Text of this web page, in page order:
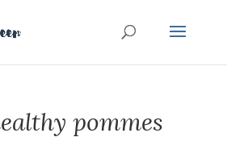
pommes